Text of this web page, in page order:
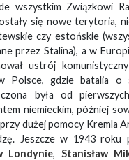
wszystkim Związkowi
się nowe terytoria,
czy estońskie
przez Stalina), a w
ustrój
Polsce, gdzie batalia o
była od
niemieckim, później
dużej pomocy Kremla
Jeszcze w 1943 roku
Londynie, Stanisław